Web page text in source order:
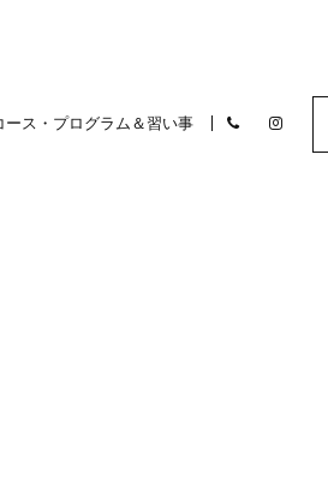
ース・プログラム＆習い事